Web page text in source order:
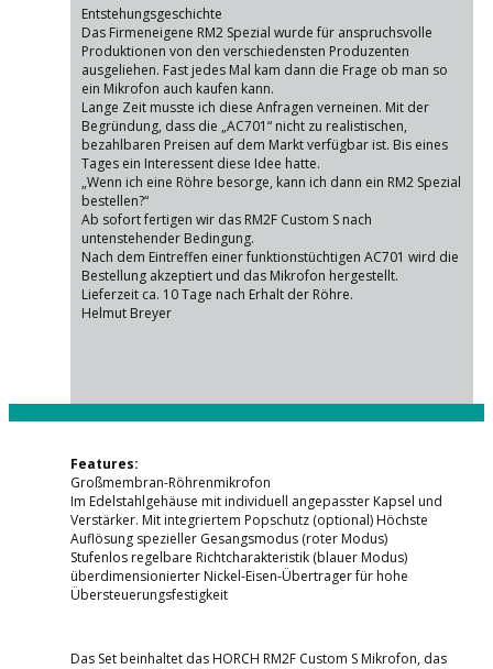
Entstehungsgeschichte
Das Firmeneigene RM2 Spezial wurde für anspruchsvolle
Produktionen von den verschiedensten Produzenten
ausgeliehen. Fast jedes Mal kam dann die Frage ob man so
ein Mikrofon auch kaufen kann.
Lange Zeit musste ich diese Anfragen verneinen. Mit der
Begründung, dass die „AC701“ nicht zu realistischen,
bezahlbaren Preisen auf dem Markt verfügbar ist. Bis eines
Tages ein Interessent diese Idee hatte.
„Wenn ich eine Röhre besorge, kann ich dann ein RM2 Spezial
bestellen?“
Ab sofort fertigen wir das RM2F Custom S nach
untenstehender Bedingung.
Nach dem Eintreffen einer funktionstüchtigen AC701 wird die
Bestellung akzeptiert und das Mikrofon hergestellt.
Lieferzeit ca. 10 Tage nach Erhalt der Röhre.
Helmut Breyer
Features:
Großmembran-Röhrenmikrofon
Im Edelstahlgehäuse mit individuell angepasster Kapsel und
Verstärker. Mit integriertem Popschutz (optional) Höchste
Auflösung spezieller Gesangsmodus (roter Modus)
Stufenlos regelbare Richtcharakteristik (blauer Modus)
überdimensionierter Nickel-Eisen-Übertrager für hohe
Übersteuerungsfestigkeit
Das Set beinhaltet das HORCH RM2F Custom S Mikrofon, das